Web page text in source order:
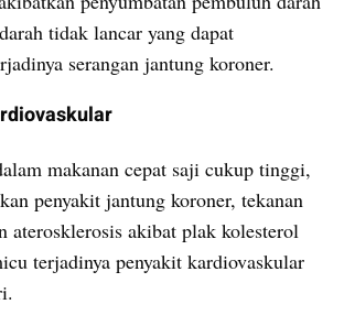
tidak lancar yang dapat
serangan jantung koroner.
makanan cepat saji cukup tinggi,
penyakit jantung koroner, tekanan
aterosklerosis akibat plak kolesterol
terjadinya penyakit kardiovaskular